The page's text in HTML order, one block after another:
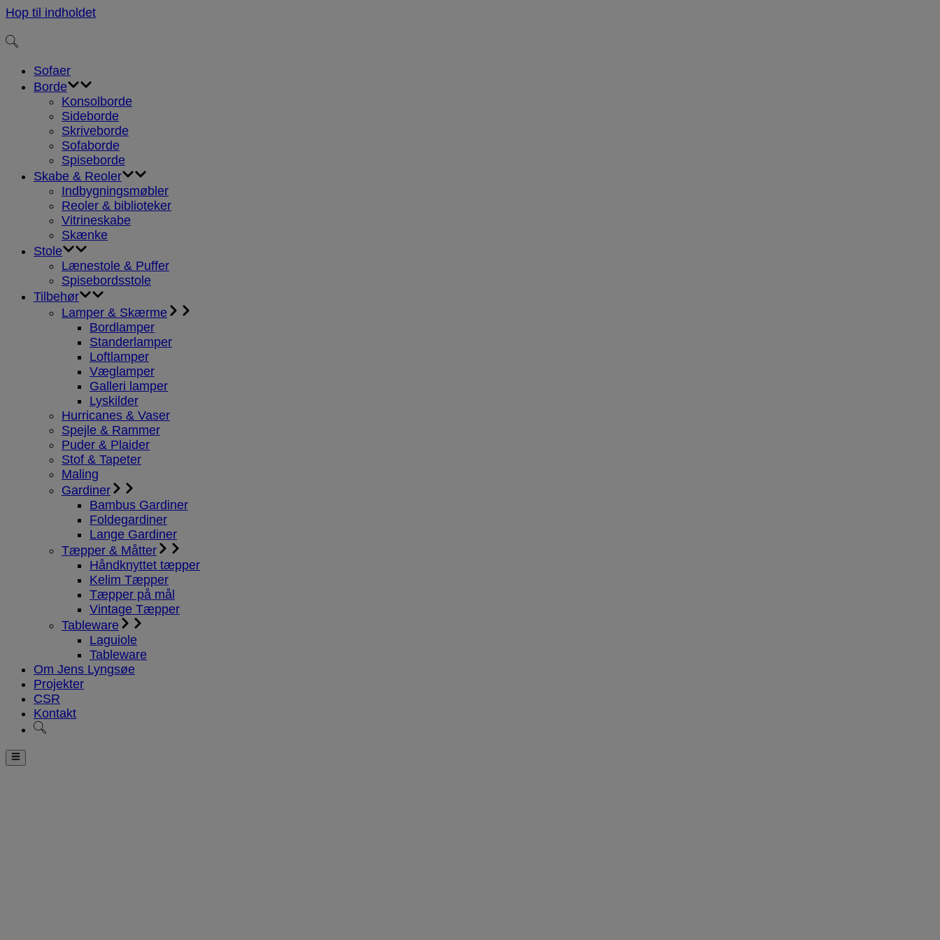
Hop til indholdet
Sofaer
Borde
Konsolborde
Sideborde
Skriveborde
Sofaborde
Spiseborde
Skabe & Reoler
Indbygningsmøbler
Reoler & biblioteker
Vitrineskabe
Skænke
Stole
Lænestole & Puffer
Spisebordsstole
Tilbehør
Lamper & Skærme
Bordlamper
Standerlamper
Loftlamper
Væglamper
Galleri lamper
Lyskilder
Hurricanes & Vaser
Spejle & Rammer
Puder & Plaider
Stof & Tapeter
Maling
Gardiner
Bambus Gardiner
Foldegardiner
Lange Gardiner
Tæpper & Måtter
Håndknyttet tæpper
Kelim Tæpper
Tæpper på mål
Vintage Tæpper
Tableware
Laguiole
Tableware
Om Jens Lyngsøe
Projekter
CSR
Kontakt